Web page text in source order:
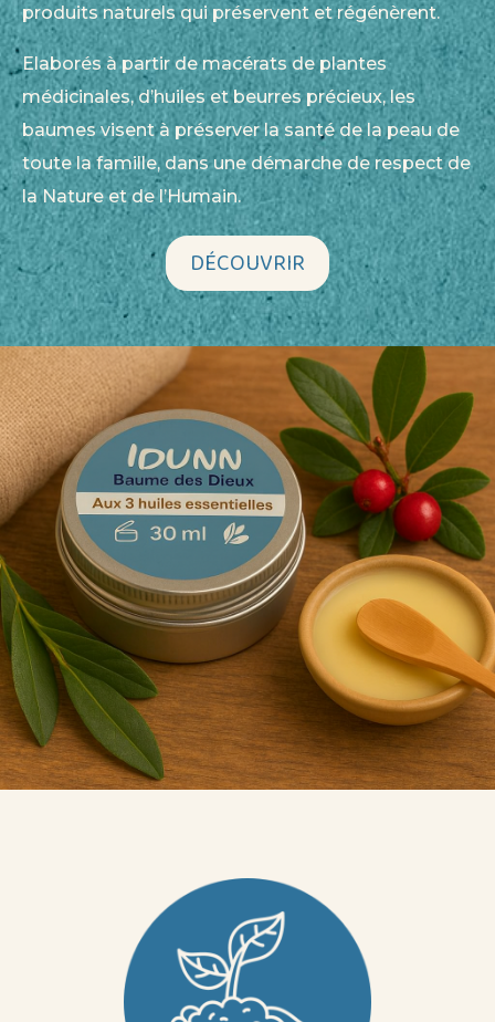
produits naturels qui préservent et régénèrent.
Elaborés à partir de macérats de plantes
médicinales, d’huiles et beurres précieux, les
baumes visent à préserver la santé de la peau de
toute la famille, dans une démarche de respect de
la Nature et de l’Humain.
DÉCOUVRIR